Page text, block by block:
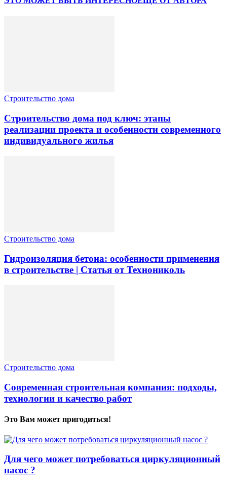
Строительство дома
Строительство дома под ключ: этапы
реализации проекта и особенности современного
индивидуального жилья
Строительство дома
Гидроизоляция бетона: особенности применения
в строительстве | Статья от Технониколь
Строительство дома
Современная строительная компания: подходы,
технологии и качество работ
Это Вам может пригодиться!
Для чего может потребоваться циркуляционный
насос ?